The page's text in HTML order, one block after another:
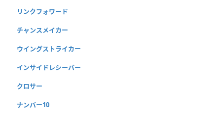
リンクフォワード
チャンスメイカー
ウイングストライカー
インサイドレシーバー
クロサー
ナンバー10